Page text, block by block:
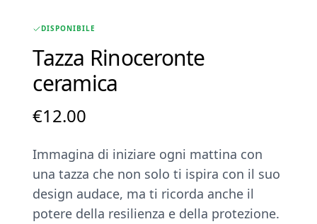
DISPONIBILE
Tazza Rinoceronte
ceramica
€12.00
Immagina di iniziare ogni mattina con
una tazza che non solo ti ispira con il suo
design audace, ma ti ricorda anche il
potere della resilienza e della protezione.